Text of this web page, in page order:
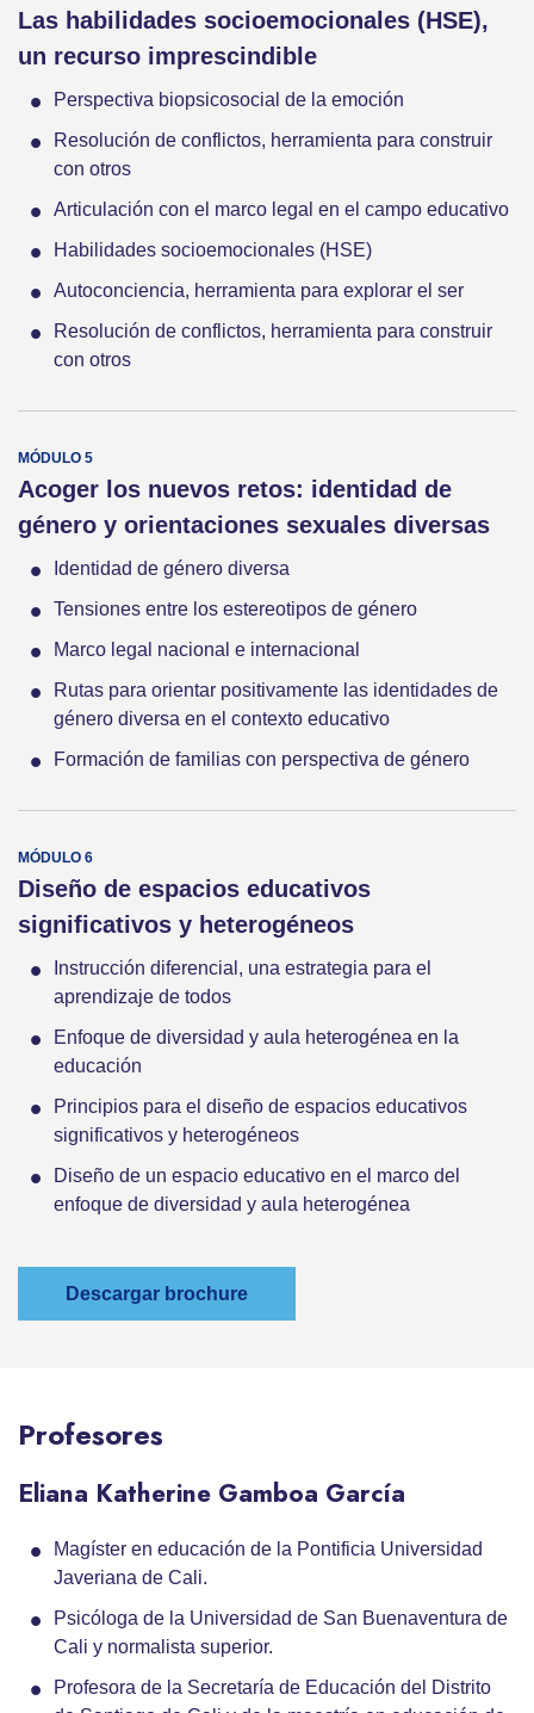
Las habilidades socioemocionales (HSE),
un recurso imprescindible
Perspectiva biopsicosocial de la emoción
Resolución de conflictos, herramienta para construir
con otros
Articulación con el marco legal en el campo educativo
Habilidades socioemocionales (HSE)
Autoconciencia, herramienta para explorar el ser
Resolución de conflictos, herramienta para construir
con otros
Acoger los nuevos retos: identidad de
género y orientaciones sexuales diversas
Identidad de género diversa
Tensiones entre los estereotipos de género
Marco legal nacional e internacional
Rutas para orientar positivamente las identidades de
género diversa en el contexto educativo
Formación de familias con perspectiva de género
Diseño de espacios educativos
significativos y heterogéneos
Instrucción diferencial, una estrategia para el
aprendizaje de todos
Enfoque de diversidad y aula heterogénea en la
educación
Principios para el diseño de espacios educativos
significativos y heterogéneos
Diseño de un espacio educativo en el marco del
enfoque de diversidad y aula heterogénea
Descargar brochure
Profesores
Eliana Katherine Gamboa García
Magíster en educación de la Pontificia Universidad
Javeriana de Cali.
Psicóloga de la Universidad de San Buenaventura de
Cali y normalista superior.
Profesora de la Secretaría de Educación del Distrito